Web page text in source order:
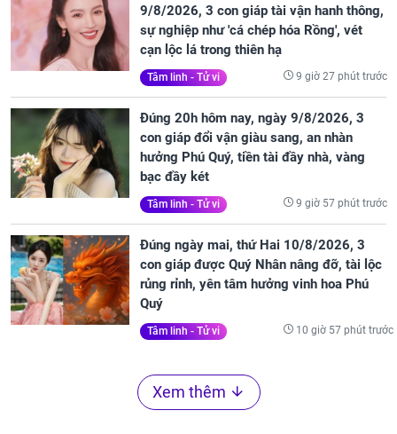
9/8/2026, 3 con giáp tài vận hanh thông,
sự nghiệp như 'cá chép hóa Rồng', vét
cạn lộc lá trong thiên hạ
Tâm linh - Tử vi 9 giờ 27 phút trước
Đúng 20h hôm nay, ngày 9/8/2026, 3
con giáp đổi vận giàu sang, an nhàn
hưởng Phú Quý, tiền tài đầy nhà, vàng
bạc đầy két
Tâm linh - Tử vi 9 giờ 57 phút trước
Đúng ngày mai, thứ Hai 10/8/2026, 3
con giáp được Quý Nhân nâng đỡ, tài lộc
rủng rỉnh, yên tâm hưởng vinh hoa Phú
Quý
Tâm linh - Tử vi 10 giờ 57 phút trước
Xem thêm